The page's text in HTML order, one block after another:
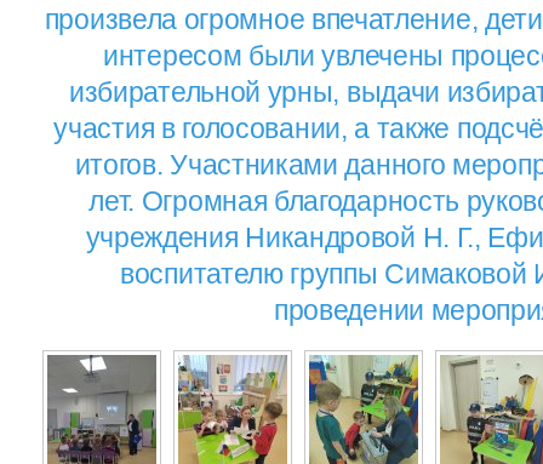
произвела огромное впечатление,
интересом были увлечены
избирательной урны, выдачи
участия в голосовании, а также
итогов. Участниками данного
лет. Огромная благодарность
учреждения Никандровой Н. Г.,
воспитателю группы
проведении